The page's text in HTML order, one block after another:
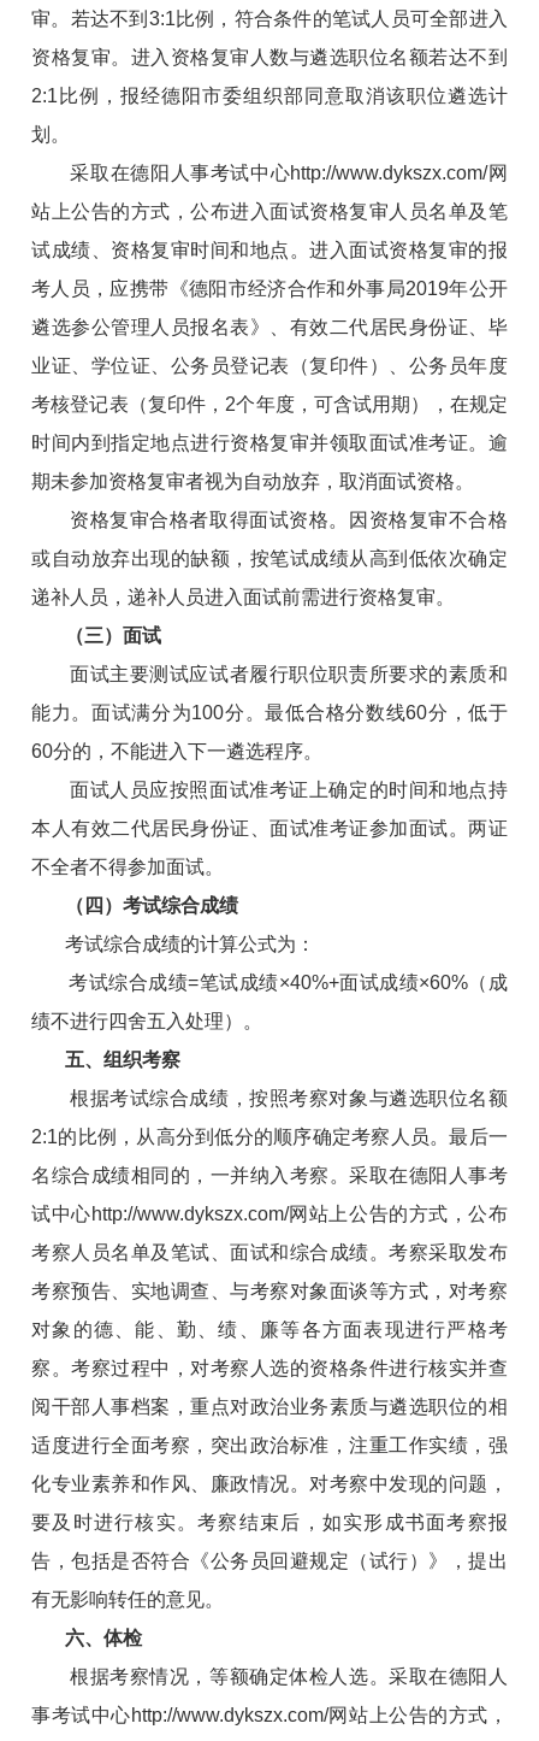
审。若达不到3:1比例，符合条件的笔试人员可全部进入
资格复审。进入资格复审人数与遴选职位名额若达不到
2:1比例，报经德阳市委组织部同意取消该职位遴选计
划。
采取在德阳人事考试中心http://www.dykszx.com/网
站上公告的方式，公布进入面试资格复审人员名单及笔
试成绩、资格复审时间和地点。进入面试资格复审的报
考人员，应携带《德阳市经济合作和外事局2019年公开
遴选参公管理人员报名表》、有效二代居民身份证、毕
业证、学位证、公务员登记表（复印件）、公务员年度
考核登记表（复印件，2个年度，可含试用期），在规定
时间内到指定地点进行资格复审并领取面试准考证。逾
期未参加资格复审者视为自动放弃，取消面试资格。
资格复审合格者取得面试资格。因资格复审不合格
或自动放弃出现的缺额，按笔试成绩从高到低依次确定
递补人员，递补人员进入面试前需进行资格复审。
（三）面试
面试主要测试应试者履行职位职责所要求的素质和
能力。面试满分为100分。最低合格分数线60分，低于
60分的，不能进入下一遴选程序。
面试人员应按照面试准考证上确定的时间和地点持
本人有效二代居民身份证、面试准考证参加面试。两证
不全者不得参加面试。
（四）考试综合成绩
考试综合成绩的计算公式为：
考试综合成绩=笔试成绩×40%+面试成绩×60%（成
绩不进行四舍五入处理）。
五、组织考察
根据考试综合成绩，按照考察对象与遴选职位名额
2:1的比例，从高分到低分的顺序确定考察人员。最后一
名综合成绩相同的，一并纳入考察。采取在德阳人事考
试中心http://www.dykszx.com/网站上公告的方式，公布
考察人员名单及笔试、面试和综合成绩。考察采取发布
考察预告、实地调查、与考察对象面谈等方式，对考察
对象的德、能、勤、绩、廉等各方面表现进行严格考
察。考察过程中，对考察人选的资格条件进行核实并查
阅干部人事档案，重点对政治业务素质与遴选职位的相
适度进行全面考察，突出政治标准，注重工作实绩，强
化专业素养和作风、廉政情况。对考察中发现的问题，
要及时进行核实。考察结束后，如实形成书面考察报
告，包括是否符合《公务员回避规定（试行）》，提出
有无影响转任的意见。
六、体检
根据考察情况，等额确定体检人选。采取在德阳人
事考试中心http://www.dykszx.com/网站上公告的方式，